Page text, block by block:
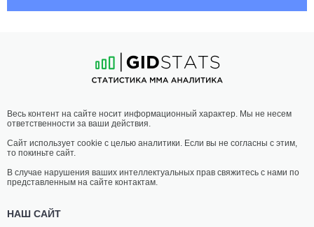
Весь контент на сайте носит информационный характер. Мы не несем
ответственности за ваши действия.
Сайт использует cookie с целью аналитики. Если вы не согласны с этим,
то покиньте сайт.
В случае нарушения ваших интеллектуальных прав свяжитесь с нами по
представленным на сайте контактам.
НАШ САЙТ